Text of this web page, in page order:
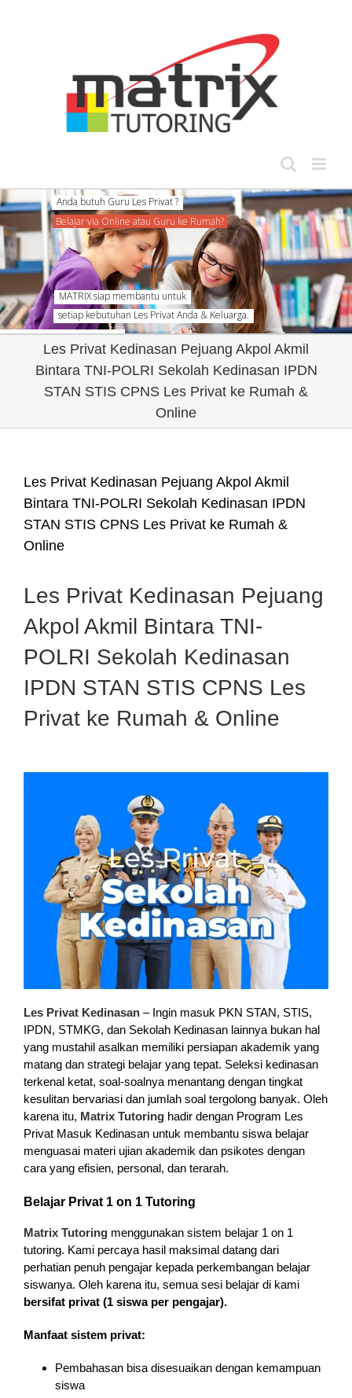
Anda butuh Guru Les Privat ?
Belajar via Online atau Guru ke Rumah?
MATRIX siap membantu untuk
setiap kebutuhan Les Privat Anda & Keluarga.
Les Privat Kedinasan Pejuang Akpol Akmil
Bintara TNI-POLRI Sekolah Kedinasan IPDN
STAN STIS CPNS Les Privat ke Rumah &
Online
Les Privat Kedinasan Pejuang Akpol Akmil
Bintara TNI-POLRI Sekolah Kedinasan IPDN
STAN STIS CPNS Les Privat ke Rumah &
Online
Les Privat Kedinasan Pejuang
Akpol Akmil Bintara TNI-
POLRI Sekolah Kedinasan
IPDN STAN STIS CPNS Les
Privat ke Rumah & Online
Les Privat Kedinasan– Ingin masuk PKN STAN, STIS,
IPDN, STMKG, dan Sekolah Kedinasan lainnya bukan hal
yang mustahil asalkan memiliki persiapan akademik yang
matang dan strategi belajar yang tepat. Seleksi kedinasan
terkenal ketat, soal-soalnya menantang dengan tingkat
kesulitan bervariasi dan jumlah soal tergolong banyak. Oleh
karena itu, Matrix Tutoringhadir dengan Program Les
Privat Masuk Kedinasan untuk membantu siswa belajar
menguasai materi ujian akademik dan psikotes dengan
cara yang efisien, personal, dan terarah.
Belajar Privat 1 on 1 Tutoring
Matrix Tutoringmenggunakan sistem belajar 1 on 1
tutoring. Kami percaya hasil maksimal datang dari
perhatian penuh pengajar kepada perkembangan belajar
siswanya. Oleh karena itu, semua sesi belajar di kami
bersifat privat (1 siswa per pengajar).
Manfaat sistem privat:
Pembahasan bisa disesuaikan dengan kemampuan
siswa